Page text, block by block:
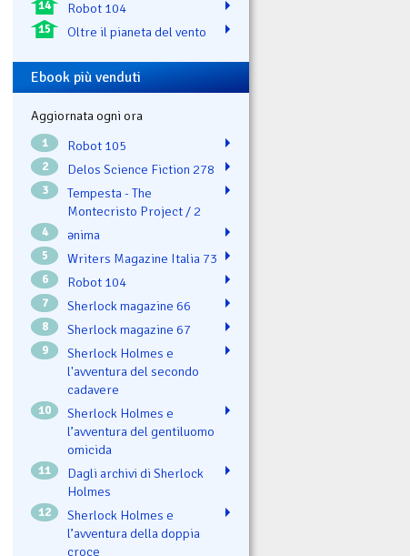
14 Robot 104
15 Oltre il pianeta del vento
Ebook più venduti
Aggiornata ogni ora
1 Robot 105
2 Delos Science Fiction 278
3
Tempesta - The
Montecristo Project / 2
4 ənima
5 Writers Magazine Italia 73
6 Robot 104
7 Sherlock magazine 66
8 Sherlock magazine 67
9
Sherlock Holmes e
l'avventura del secondo
cadavere
10
Sherlock Holmes e
l’avventura del gentiluomo
omicida
11
Dagli archivi di Sherlock
Holmes
12
Sherlock Holmes e
l’avventura della doppia
croce